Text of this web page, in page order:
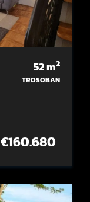
52m2
TROSOBAN
€160.680